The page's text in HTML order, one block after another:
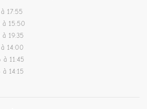
17:55
à 15:50
19:35
14:00
11:45
14:15